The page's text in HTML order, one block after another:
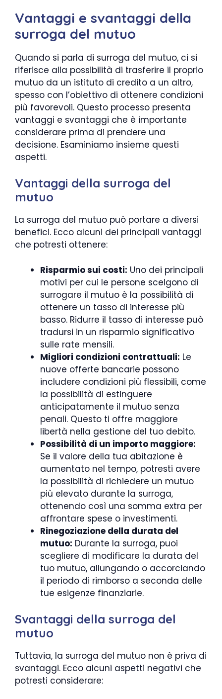
Vantaggi e svantaggi della
surroga del mutuo
Quando si parla di surroga del mutuo, ci si
riferisce alla possibilità di trasferire il proprio
mutuo da un istituto di credito a un altro,
spesso con l’obiettivo di ottenere condizioni
più favorevoli. Questo processo presenta
vantaggi e svantaggi che è importante
considerare prima di prendere una
decisione. Esaminiamo insieme questi
aspetti.
Vantaggi della surroga del
mutuo
La surroga del mutuo può portare a diversi
benefici. Ecco alcuni dei principali vantaggi
che potresti ottenere:
Risparmio sui costi: Uno dei principali
motivi per cui le persone scelgono di
surrogare il mutuo è la possibilità di
ottenere un tasso di interesse più
basso. Ridurre il tasso di interesse può
tradursi in un risparmio significativo
sulle rate mensili.
Migliori condizioni contrattuali: Le
nuove offerte bancarie possono
includere condizioni più flessibili, come
la possibilità di estinguere
anticipatamente il mutuo senza
penali. Questo ti offre maggiore
libertà nella gestione del tuo debito.
Possibilità di un importo maggiore:
Se il valore della tua abitazione è
aumentato nel tempo, potresti avere
la possibilità di richiedere un mutuo
più elevato durante la surroga,
ottenendo così una somma extra per
affrontare spese o investimenti.
Rinegoziazione della durata del
mutuo: Durante la surroga, puoi
scegliere di modificare la durata del
tuo mutuo, allungando o accorciando
il periodo di rimborso a seconda delle
tue esigenze finanziarie.
Svantaggi della surroga del
mutuo
Tuttavia, la surroga del mutuo non è priva di
svantaggi. Ecco alcuni aspetti negativi che
potresti considerare: